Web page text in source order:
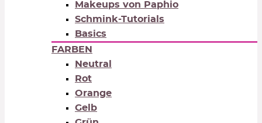
Makeups von Paphio
Schmink-Tutorials
Basics
FARBEN
Neutral
Rot
Orange
Gelb